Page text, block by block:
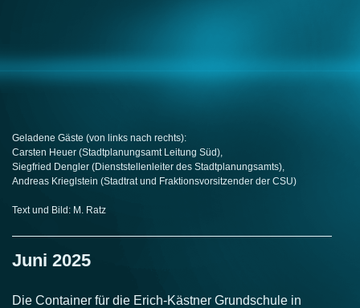
Geladene Gäste (von links nach rechts):
Carsten Heuer (Stadtplanungsamt Leitung Süd),
Siegfried Dengler (Dienststellenleiter des Stadtplanungsamts),
Andreas Krieglstein (Stadtrat und Fraktionsvorsitzender der CSU)
Text und Bild: M. Ratz
Juni 2025
Die Container für die Erich-Kästner Grundschule in